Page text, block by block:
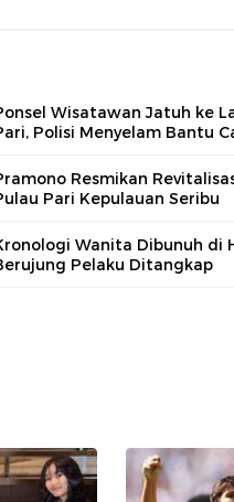
Wisatawan Jatuh ke
Polisi Menyelam Bantu
Resmikan
Pari Kepulauan Seribu
Wanita Dibunuh di
Pelaku Ditangkap